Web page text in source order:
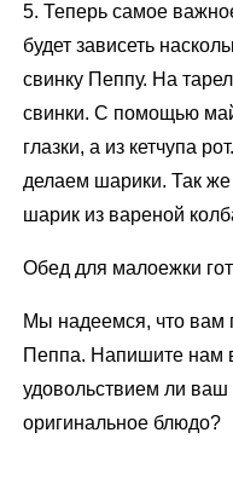
5. Теперь самое
будет зависеть
свинку Пеппу. На
свинки. С помощью
глазки, а из кетчупа
делаем шарики. Так
шарик из вареной
Обед для малоежки
Мы надеемся, что вам
Пеппа. Напишите нам
удовольствием ли ваш
оригинальное блюдо?